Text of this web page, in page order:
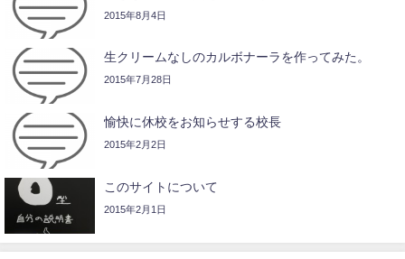
2015年8月4日
生クリームなしのカルボナーラを作ってみた。
2015年7月28日
愉快に休校をお知らせする校長
2015年2月2日
このサイトについて
2015年2月1日